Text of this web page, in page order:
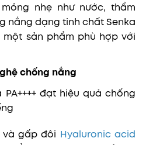
nhẹ như nước, thẩm
nắng dạng tinh chất Senka
một sản phẩm phù hợp với
chống nắng
PA++++ đạt hiệu quả chống
gấp đôi Hyaluronic acid